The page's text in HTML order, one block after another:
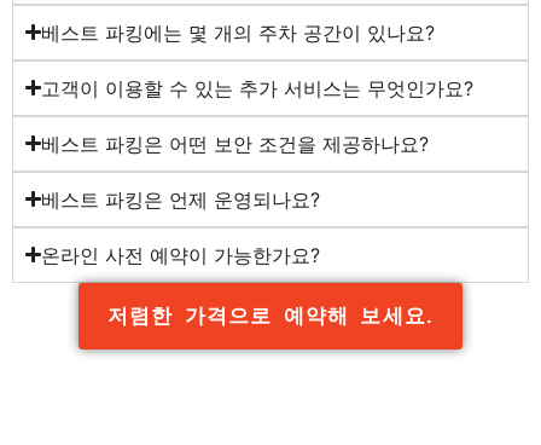
베스트 파킹에는 몇 개의 주차 공간이 있나요?
고객이 이용할 수 있는 추가 서비스는 무엇인가요?
베스트 파킹은 어떤 보안 조건을 제공하나요?
베스트 파킹은 언제 운영되나요?
온라인 사전 예약이 가능한가요?
저렴한 가격으로 예약해 보세요.